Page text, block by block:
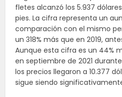
fletes alcanzó los 5.937
pies. La cifra representa un
comparación con el mismo
un 318% más que en 2019,
Aunque esta cifra es un 44%
en septiembre de 2021
los precios llegaron a 10.377
sigue siendo